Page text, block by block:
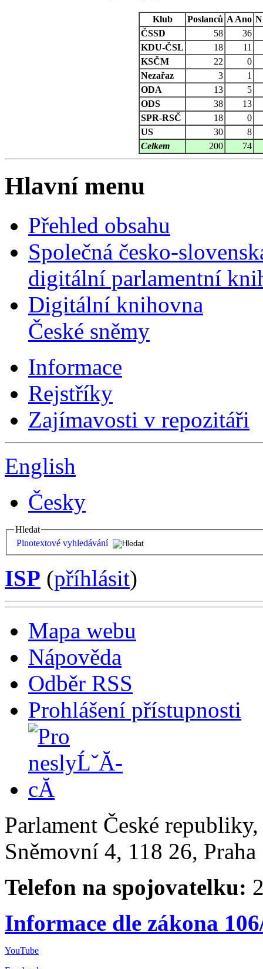
Klub Poslanců A Ano N
ČSSD
58
36
KDU-ČSL
18
11
KSČM
22
0
Nezařaz
3
1
ODA
13
5
ODS
38
13
SPR-RSČ
18
0
US
30
8
Celkem
200 74
Hlavní menu
Přehled obsahu
Společná česko-
digitální parlamentní
Digitální knihovna
České sněmy
Informace
Rejstříky
Zajímavosti v repozitáři
English
Česky
Hledat
Plnotextové vyhledávání
ISP (příhlásit)
Mapa webu
Nápověda
Odběr RSS
Prohlášení přístupnosti
Parlament České
Sněmovní 4, 118 26,
Telefon na spojovatelku:
Informace dle zákona
YouTube